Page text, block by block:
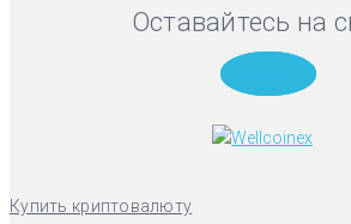
Оставайтесь на
Купить криптовалюту